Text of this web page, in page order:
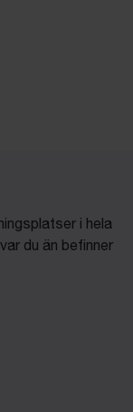
i hela
du än befinner